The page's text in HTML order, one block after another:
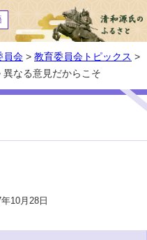
員会 > 教育委員会トピックス >
異なる意見だからこそ
10月28日